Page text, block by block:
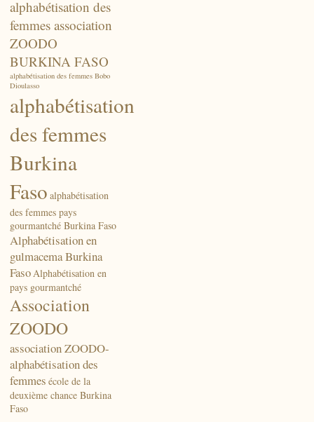
alphabétisation des
femmes association
ZOODO
BURKINA FASO
alphabétisation des femmes Bobo
Dioulasso
alphabétisation
des femmes
Burkina
Faso alphabétisation
des femmes pays
gourmantché Burkina Faso
Alphabétisation en
gulmacema Burkina
FasoAlphabétisation en
pays gourmantché
Association
ZOODO
association ZOODO-
alphabétisation des
femmes école de la
deuxième chance Burkina
Faso